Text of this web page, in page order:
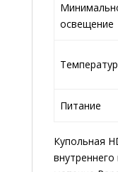
освещение
Питание
Купольная